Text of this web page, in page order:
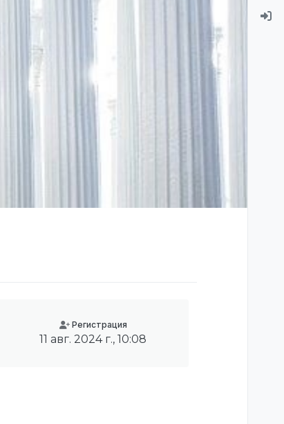
Регистрация
11 авг. 2024 г., 10:08